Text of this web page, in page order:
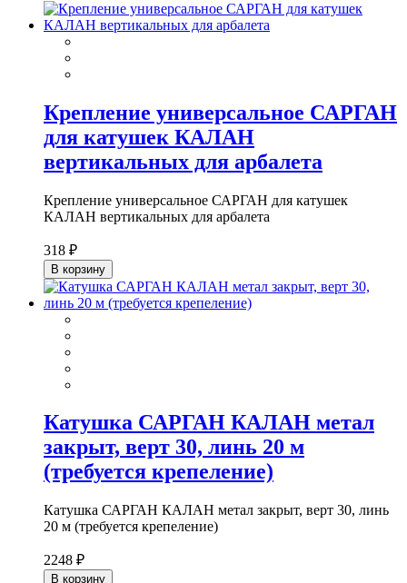
Крепление универсальное САРГАН
для катушек КАЛАН
вертикальных для арбалета
Крепление универсальное САРГАН для катушек
КАЛАН вертикальных для арбалета
318 ₽
В корзину
Катушка САРГАН КАЛАН метал
закрыт, верт 30, линь 20 м
(требуется крепеление)
Катушка САРГАН КАЛАН метал закрыт, верт 30, линь
20 м (требуется крепеление)
2248 ₽
В корзину